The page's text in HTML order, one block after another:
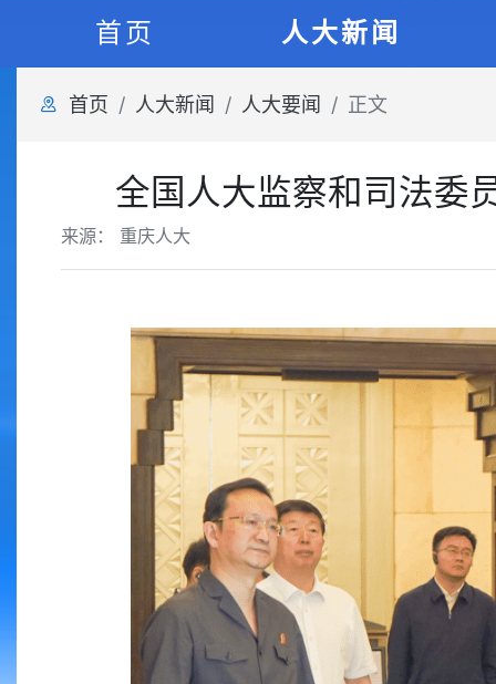
首页 人大新闻
首页 人大新闻 人大要闻 正文
全国人大监察和司法委
来源： 重庆人大